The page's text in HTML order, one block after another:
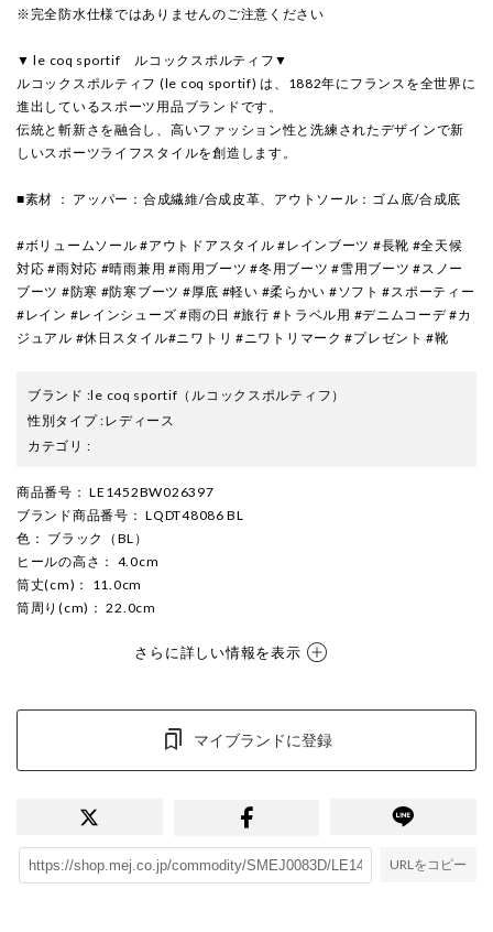
※完全防水仕様ではありませんのご注意ください
▼ le coq sportif ルコックスポルティフ▼
ルコックスポルティフ (le coq sportif) は、1882年にフランスを全世界に
進出しているスポーツ用品ブランドです。
伝統と斬新さを融合し、高いファッション性と洗練されたデザインで新
しいスポーツライフスタイルを創造します。
■素材 ： アッパー：合成繊維/合成皮革、アウトソール：ゴム底/合成底
#ボリュームソール #アウトドアスタイル #レインブーツ #長靴 #全天候
対応 #雨対応 #晴雨兼用 #雨用ブーツ #冬用ブーツ #雪用ブーツ #スノー
ブーツ #防寒 #防寒ブーツ #厚底 #軽い #柔らかい #ソフト #スポーティー
#レイン #レインシューズ #雨の日 #旅行 #トラベル用 #デニムコーデ #カ
ジュアル #休日スタイル#ニワトリ #ニワトリマーク #プレゼント #靴
ブランド :le coq sportif （ルコックスポルティフ）
性別タイプ:レディース
カテゴリ :
商品番号 ： LE1452BW026397
ブランド商品番号 ： LQDT48086 BL
色 ： ブラック（BL）
ヒールの高さ ： 4.0cm
筒丈(cm) ： 11.0cm
筒周り(cm) ： 22.0cm
さらに詳しい情報を表示
マイブランドに登録
URLをコピー